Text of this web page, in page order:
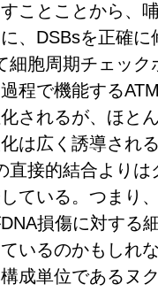
ことことから、
、DSBsを正確
細胞周期チェッ
程で機能する
されるが、ほと
は広く誘導され
直接的結合より
ている。つまり
損傷に対する
いるのかもしれ
成単位であるヌ